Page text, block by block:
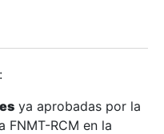
ya aprobadas por la
RCM en la